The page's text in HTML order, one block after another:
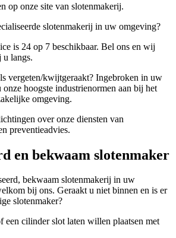
op onze site van slotenmakerij.
slotenmakerij in uw omgeving?
is 24 op 7 beschikbaar. Bel ons en wij
langs.
vergeten/kwijtgeraakt? Ingebroken in uw
hoogste industrienormen aan bij het
omgeving.
over onze diensten van
preventieadvies.
en bekwaam slotenmaker
bekwaam slotenmakerij in uw
bij ons. Geraakt u niet binnen en is er
slotenmaker?
een cilinder slot laten willen plaatsen met